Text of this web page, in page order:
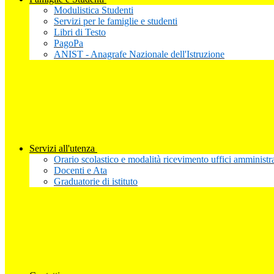
Modulistica Studenti
Servizi per le famiglie e studenti
Libri di Testo
PagoPa
ANIST - Anagrafe Nazionale dell'Istruzione
Servizi all'utenza
Orario scolastico e modalità ricevimento uffici
Docenti e Ata
Graduatorie di istituto